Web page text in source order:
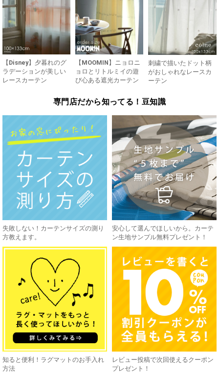
【Disney】夕暮れのグ
ラデーションが美しい
レースカーテン
【MOOMIN】ニョロニ
ョロとリトルミイの遊
び心ある遮光カーテン
刺繍で描いたドット柄
がおしゃれなレースカ
ーテン
専門店だから知ってる！豆知識
失敗しない！カーテンサイズの測り
方教えます。
安心して選んでほしいから。カーテ
ン生地サンプル無料プレゼント！
知ると便利！ラグマットのお手入れ
方法
レビュー投稿で次回使えるクーポン
プレゼント！